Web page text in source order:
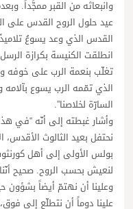
وانبعاثه من القبر ممجَّداً.
عيد حلول الروح القدس على
القدس الذي وعد يسوعُ
انطلقت الكنيسة بكرازة
تغلّب بنعمة الرب على خوفه
الذي تمّمه الرب يسوع بآلامه
السارّة لخلاصنا”.
وأشار غبطته إلى أنّه “في
نحتفل بعيد الثالوث
بولس الأولى إلى أهل
لنعيش بحسب الروح. صحيح
وعلينا أن نهتمّ أيضاً بشؤون
علينا دوماً أن نتطلّع إلى